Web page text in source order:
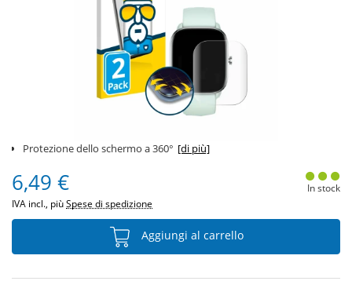
Protezione dello schermo a 360° [di più]
6,49 €
IVA incl., piùSpese di spedizione
In stock
Aggiungi al carrello